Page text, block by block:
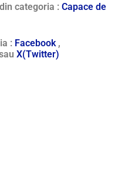
categoria : Capace de
: Facebook ,
X(Twitter)